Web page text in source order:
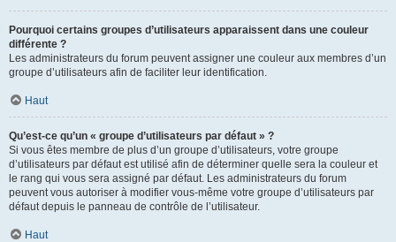
Pourquoi certains groupes d’utilisateurs apparaissent dans une couleur
différente ?
Les administrateurs du forum peuvent assigner une couleur aux membres d’un
groupe d’utilisateurs afin de faciliter leur identification.
Haut
Qu’est-ce qu’un « groupe d’utilisateurs par défaut » ?
Si vous êtes membre de plus d’un groupe d’utilisateurs, votre groupe
d’utilisateurs par défaut est utilisé afin de déterminer quelle sera la couleur et
le rang qui vous sera assigné par défaut. Les administrateurs du forum
peuvent vous autoriser à modifier vous-même votre groupe d’utilisateurs par
défaut depuis le panneau de contrôle de l’utilisateur.
Haut